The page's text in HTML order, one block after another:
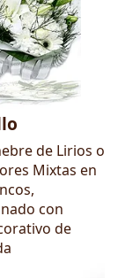
de Lirios o
Mixtas en
con
de